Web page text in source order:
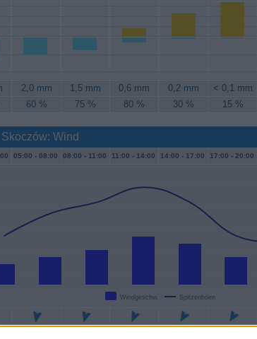
2,0 mm 1,5 mm 0,6 mm 0,2 mm < 0,1 mm
60 % 75 % 80 % 30 % 15 %
Wind
05:00 - 08:00 08:00 - 11:00 11:00 - 14:00 14:00 - 17:00 17:00 - 20:00
Windgeschw. Spitzenböen